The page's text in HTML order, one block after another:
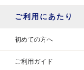
ご利用にあたり
初めての方へ
ご利用ガイド